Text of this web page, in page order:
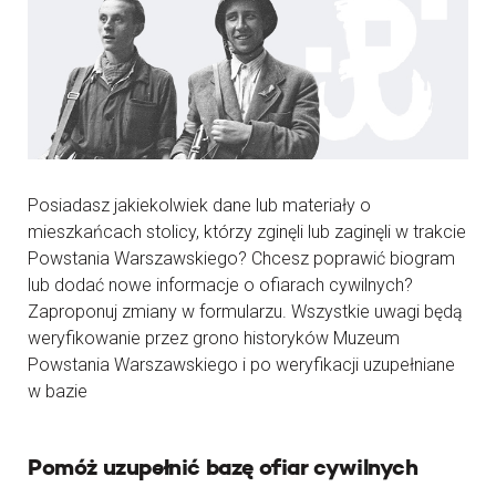
Posiadasz jakiekolwiek dane lub materiały o
mieszkańcach stolicy, którzy zginęli lub zaginęli w trakcie
Powstania Warszawskiego? Chcesz poprawić biogram
lub dodać nowe informacje o ofiarach cywilnych?
Zaproponuj zmiany w formularzu. Wszystkie uwagi będą
weryfikowanie przez grono historyków Muzeum
Powstania Warszawskiego i po weryfikacji uzupełniane
w bazie
Pomóż uzupełnić bazę ofiar cywilnych